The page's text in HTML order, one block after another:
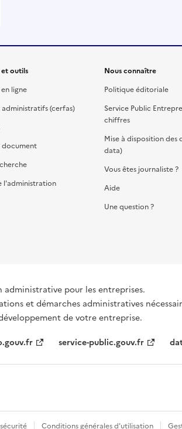
outils
ligne
administratifs (cerfas)
document
l'administration
Nous connaître
Politique éditoriale
Service Public
chiffres
Mise à disposition des
data)
Vous êtes journaliste ?
Aide
Une question ?
pour les entreprises.
et démarches administratives
de votre entreprise.
service-public.gouv.fr
Conditions générales d'utilisation